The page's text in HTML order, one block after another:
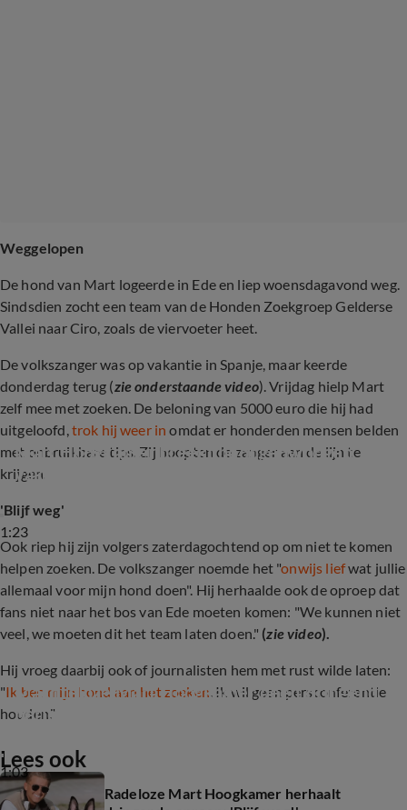
Weggelopen
De hond van Mart logeerde in Ede en liep woensdagavond weg.
Sindsdien zocht een team van de Honden Zoekgroep Gelderse
Vallei naar Ciro, zoals de viervoeter heet.
De volkszanger was op vakantie in Spanje, maar keerde
donderdag terug (zie onderstaande video). Vrijdag hielp Mart
zelf mee met zoeken. De beloning van 5000 euro die hij had
uitgeloofd,trok hij weer in omdat er honderden mensen belden
met onbruikbare tips. Zij hoopten de zanger aan de lijn te
krijgen.
1:23
Mart Hoogkamer breekt noodgedwongen
vakantie af
'Blijf weg'
Ook riep hij zijn volgers zaterdagochtend op om niet te komen
helpen zoeken. De volkszanger noemde het "onwijs liefwat jullie
allemaal voor mijn hond doen". Hij herhaalde ook de oproep dat
fans niet naar het bos van Ede moeten komen: "We kunnen niet
veel, we moeten dit het team laten doen." (zie video).
Hij vroeg daarbij ook of journalisten hem met rust wilde laten:
"Ik ben mijn hond aan het zoeken. Ik wil geen persconferentie
houden."
1:03
Machteloze Mart Hoogkamer deelt dringend
bericht
Lees ook
Radeloze Mart Hoogkamer herhaalt